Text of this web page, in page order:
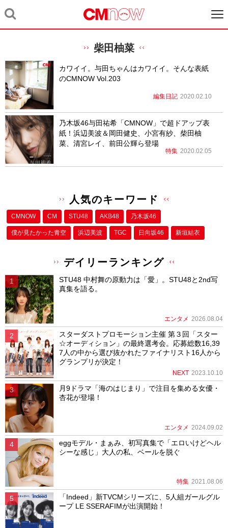
柴田柚菜
カワイイ。与田ちゃんはカワイイ。そんな表紙
のCMNOW Vol.203
編集日記 2020.02.10
乃木坂46与田祐希「CMNOW」で超ドアップ表
紙！浜辺美波＆岡田健史、小宮有紗、柴田柚
菜、清宮レイ、前田公輝ら登場
特集 2020.02.05
人気のキーワード
CMNOW CM STU48 AKB48 乃木坂46
僕が⾒たかった⻘空 浜辺美波 TGC 日向坂46 新垣結衣
デイリーランキング
STU48 中村舞の原動力は「愛」。STU48と2nd写
真集を語る。
エンタメ 2026.08.04
スターダストプロモーション主催 第３回「スター
☆オーディション」の最終選考会。応募総数16,39
7人の中から選び抜かれたファイナリスト16人から
グランプリが決定！
NEXT 2023.10.10
月9ドラマ「海のはじまり」で注目を集める女優・
杏花が登場！
エンタメ 2024.09.02
eggモデル・まぁみ、初写真集で「エロいけどヘル
シーな感じ」大人の私、ベールを脱ぐ
特集 2021.08.06
「Indeed」新TVCMシリーズに、5人組ガールグル
ープ LE SSERAFIMが出演開始！